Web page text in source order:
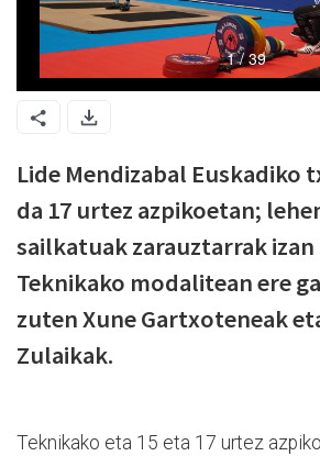
Lide Mendizabal Euskadiko
da 17 urtez azpikoetan;
sailkatuak zarauztarrak izan
Teknikako modalitean ere
zuten Xune Gartxoteneak
Zulaikak.
Teknikako eta 15 eta 17 urtez